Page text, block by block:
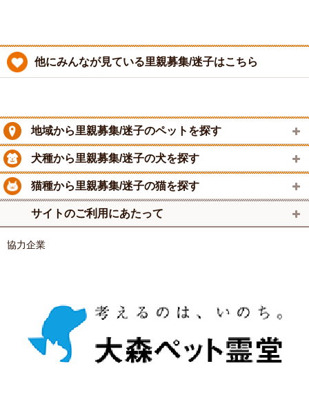
他にみんなが見ている里親募集/迷子はこちら
地域から里親募集/迷子のペットを探す
犬種から里親募集/迷子の犬を探す
猫種から里親募集/迷子の猫を探す
サイトのご利用にあたって
協力企業